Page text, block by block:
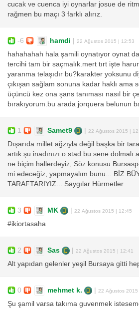
cucak ve cuenca iyi oynarlar josue de
rağmen bu maçı 3 farklı alırız.
-6 hamdi 22 Ağustos 2015 | 12:53
hahahahah hala şamili oynatıyor oynat
tercihi tam bir saçmalık.mert tırt işte
yaranma telaşıdır bu?karakter yoksunu
çıkışan sağlam sonuna kadar haklı ama
üçüncü kez ona şans tanıması nasıl bir
bırakıyorum.bu arada jorquera belunun
1 Samet9 22 Ağustos 2015 |
Dışarıda millet ağzıyla değil başka bir
artık şu inadınızı o stad bu sene dolmalı
ne biçim hallerdeyiz, Söz konusu
mi edeceğiz, yapmayalım bunu... BİZ
TARAFTARIYIZ... Saygılar Hürmetler
3 MK 22 Ağustos 2015 | 12:45
#ikiortasaha
2 Sas 22 Ağustos 2015 | 12:41
Alt yapıdan gelenler yeşil Bursaya gitti
0 mehmet k. 22 Ağustos 2015
Şu şamil varsa takıma guvenmek